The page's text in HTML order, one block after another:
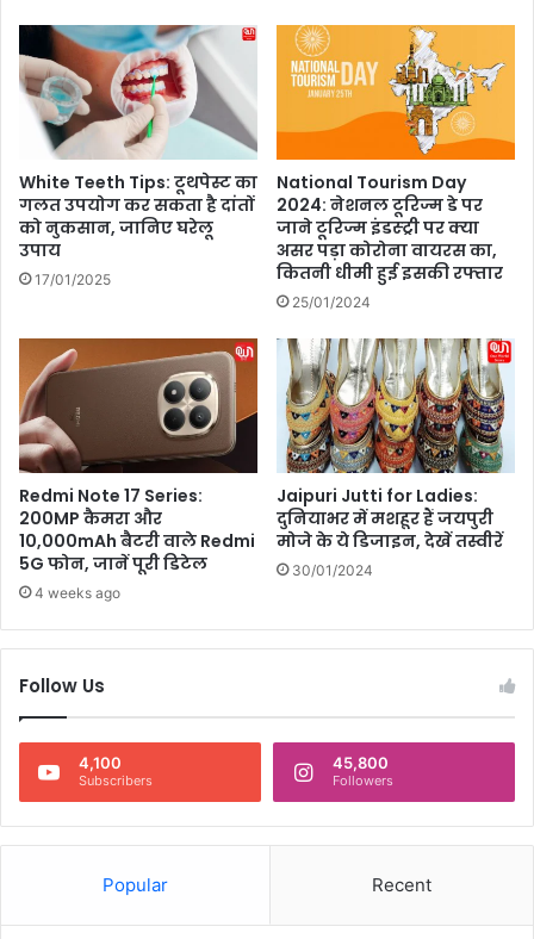
नी
ना
एं
प
ना
ब
र्थ
डे
वु
ड
अ
भि
तृ
प्ति
डि
म
री
में
ख
री
दा
स
प
नों
का
घ
र
,
की
त
जा
क
र
उ
एं
White Teeth Tips: टूथपेस्ट का
गलत उपयोग कर सकता है दांतों
को नुकसान, जानिए घरेलू
उपाय
17/01/2025
National Tourism Day
2024: नेशनल टूरिज्म डे पर
जाने टूरिज्म इंडस्ट्री पर क्या
असर पड़ा कोरोना वायरस का,
कितनी धीमी हुई इसकी रफ्तार
25/01/2024
Redmi Note 17 Series:
200MP कैमरा और
10,000mAh बैटरी वाले Redmi
5G फोन, जानें पूरी डिटेल
4 weeks ago
Jaipuri Jutti for Ladies:
दुनियाभर में मशहूर हैं जयपुरी
मोजे के ये डिजाइन, देखें तस्वीरें
30/01/2024
Follow Us
4,100
Subscribers
45,800
Followers
Popular Recent